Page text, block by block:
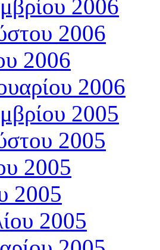
2006
2006
2006
2006
2005
2005
2005
2005
2005